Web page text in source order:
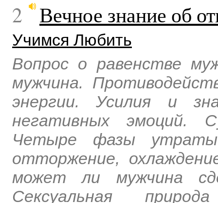
2 Вечное знание об
Учимся Любить
Вопрос о равенстве
мужчина.
энергии. Усилия и
негативных эмоций.
Четыре фазы утраты
отторжение,
может ли мужчина
Сексуальная